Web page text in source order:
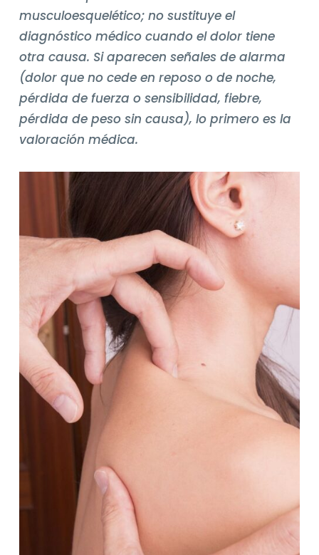
musculoesquelético; no sustituye el
diagnóstico médico cuando el dolor tiene
otra causa. Si aparecen señales de alarma
(dolor que no cede en reposo o de noche,
pérdida de fuerza o sensibilidad, fiebre,
pérdida de peso sin causa), lo primero es la
valoración médica.